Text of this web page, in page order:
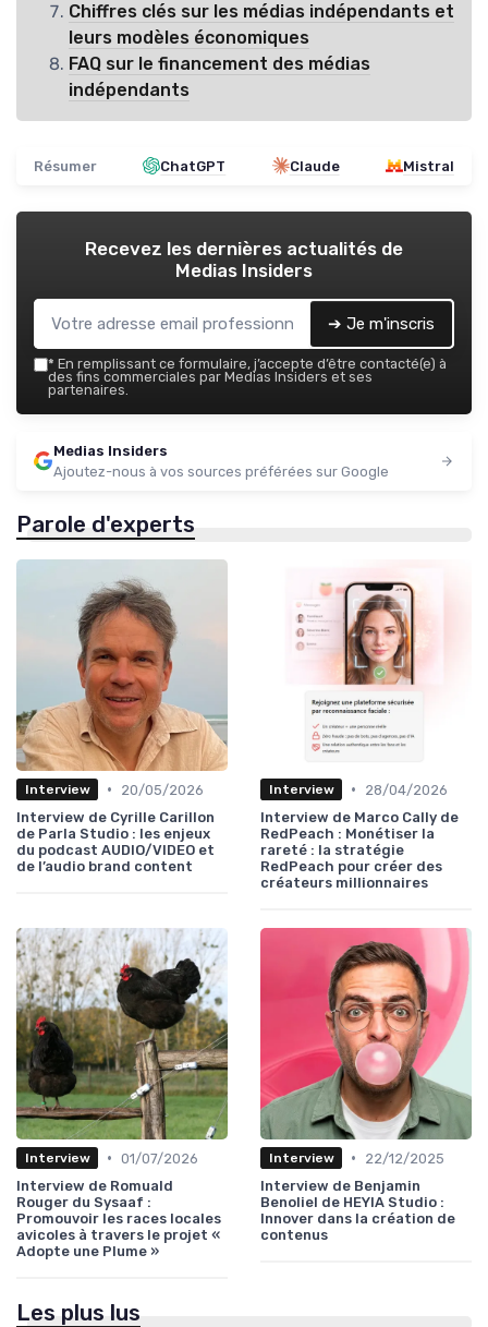
Chiffres clés sur les médias indépendants et
leurs modèles économiques
FAQ sur le financement des médias
indépendants
Résumer ChatGPT Claude Mistral
Recevez les dernières actualités de
Medias Insiders
➔ Je m'inscris
* En remplissant ce formulaire, j’accepte d’être contacté(e) à
des fins commerciales par Medias Insiders et ses
partenaires.
Medias Insiders
Ajoutez-nous à vos sources préférées sur Google
Parole d'experts
Interview •
20/05/2026
Interview de Cyrille Carillon
de Parla Studio : les enjeux
du podcast AUDIO/VIDEO et
de l’audio brand content
Interview •
28/04/2026
Interview de Marco Cally de
RedPeach : Monétiser la
rareté : la stratégie
RedPeach pour créer des
créateurs millionnaires
Interview • 01/07/2026
Interview de Romuald
Rouger du Sysaaf :
Promouvoir les races locales
avicoles à travers le projet «
Adopte une Plume »
Interview •
22/12/2025
Interview de Benjamin
Benoliel de HEYIA Studio :
Innover dans la création de
contenus
Les plus lus